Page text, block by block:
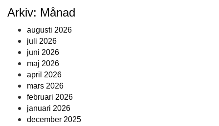
Arkiv: Månad
augusti 2026
juli 2026
juni 2026
maj 2026
april 2026
mars 2026
februari 2026
januari 2026
december 2025